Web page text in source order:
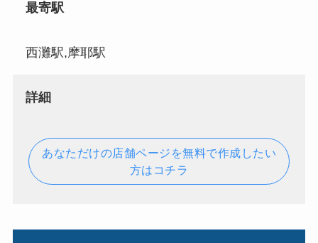
最寄駅
西灘駅,摩耶駅
詳細
あなただけの店舗ページを無料で作成したい
方はコチラ